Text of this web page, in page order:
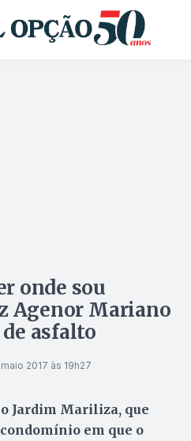
onde sou
Agenor Mariano
asfalto
maio 2017 às 19h27
Jardim Mariliza, que
em que o